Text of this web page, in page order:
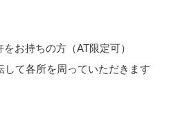
お持ちの方（AT限定可）
て各所を周っていただきます